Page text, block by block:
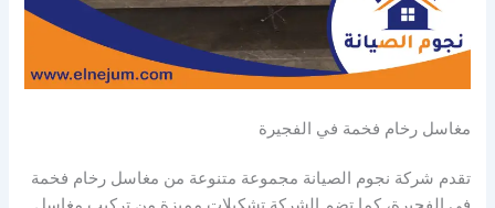
مغاسل رخام فخمة في الفجيرة
تقدم شركة نجوم الصيانة مجموعة متنوعة من مغاسل رخام فخمة